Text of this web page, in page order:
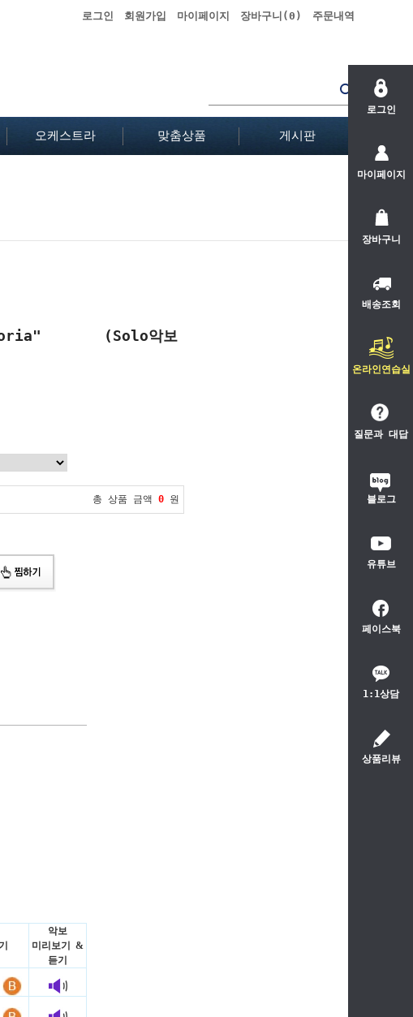
로그인
마이페이지
장바구니
배송조회
온라인연습실
질문과 대답
블로그
유튜브
페이스북
1:1상담
상품리뷰
로그인 회원가입 마이페이지 장바구니(0 ) 주문내역
오케스트라 맞춤상품 게시판
(Solo악보
총 상품 금액 0 원
악보
미리보기 &
듣기